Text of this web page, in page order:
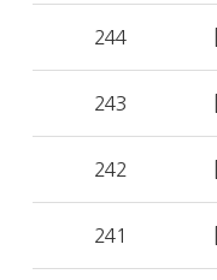
244
243
242
241